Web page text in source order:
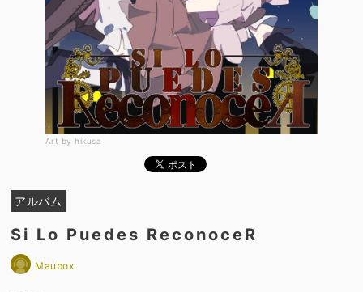
Art by hikusa
アルバム
Si Lo Puedes ReconoceR
Maubox